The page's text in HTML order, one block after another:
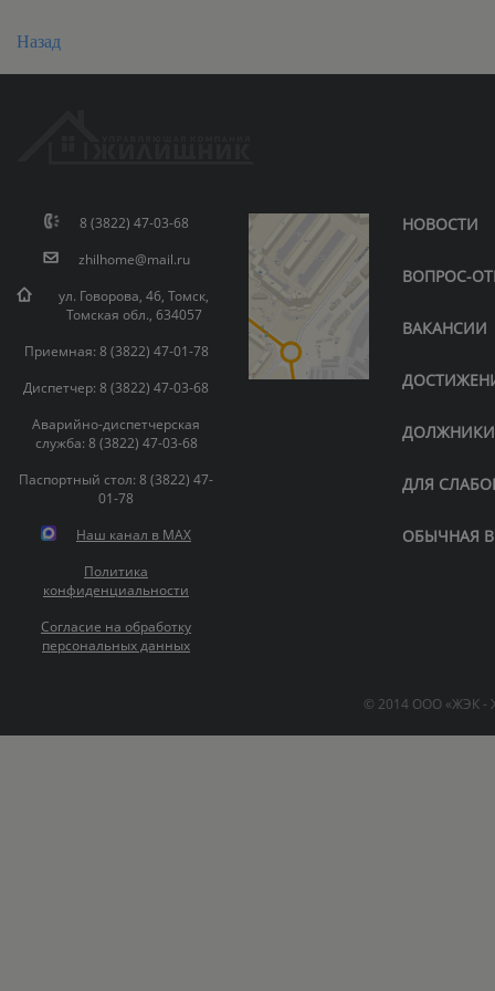
Назад
8 (3822) 47-03-68
zhilhome@mail.ru
ул. Говорова, 46, Томск,
Томская обл., 634057
Приемная: 8 (3822) 47-01-78
Диспетчер: 8 (3822) 47-03-68
Аварийно-диспетчерская
служба: 8 (3822) 47-03-68
Паспортный стол: 8 (3822) 47-
01-78
Наш канал в MAX
Политика
конфиденциальности
Согласие на обработку
персональных данных
НОВОСТИ
ВОПРОС-
ВАКАНСИИ
ДОЛЖНИКИ
ДЛЯ
ОБЫЧНАЯ
© 2014 ООО «ЖЭК -